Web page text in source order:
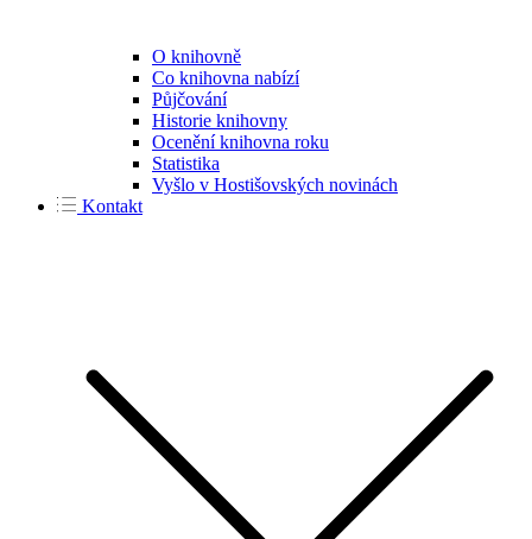
O knihovně
Co knihovna nabízí
Půjčování
Historie knihovny
Ocenění knihovna roku
Statistika
Vyšlo v Hostišovských novinách
Kontakt